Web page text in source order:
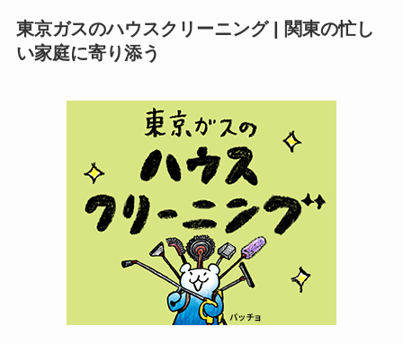
東京ガスのハウスクリーニング | 関東の忙し
い家庭に寄り添う